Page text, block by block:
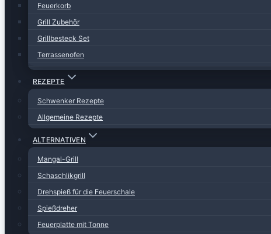
Feuerkorb
Grill Zubehör
Grillbesteck Set
Terrassenofen
REZEPTE
Schwenker Rezepte
Allgemeine Rezepte
ALTERNATIVEN
Mangal-Grill
Schaschlikgrill
Drehspieß für die Feuerschale
Spießdreher
Feuerplatte mit Tonne